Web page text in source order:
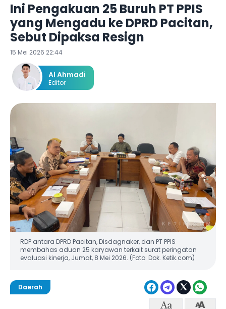
Ini Pengakuan 25 Buruh PT PPIS
yang Mengadu ke DPRD Pacitan,
Sebut Dipaksa Resign
15 Mei 2026 22:44
Al Ahmadi
Editor
RDP antara DPRD Pacitan, Disdagnaker, dan PT PPIS
membahas aduan 25 karyawan terkait surat peringatan
evaluasi kinerja, Jumat, 8 Mei 2026. (Foto: Dok. Ketik.com)
Daerah